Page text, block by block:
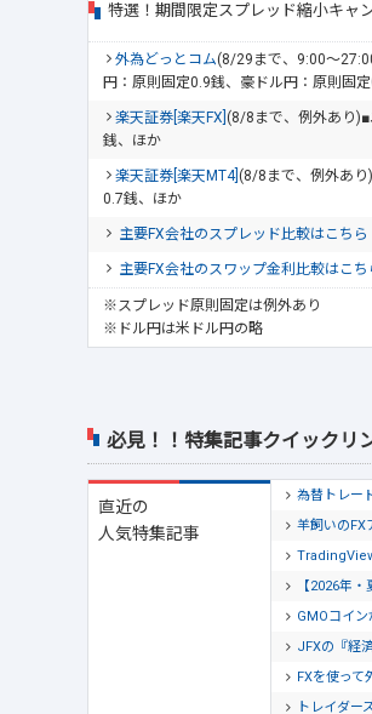
特選！期間限定スプレッド縮小キャ
外為どっとコム(8/29まで、9:00～
円：原則固定0.9銭、豪ドル円：原則固
楽天証券[楽天FX] (8/8まで、例外あり
銭、ほか
楽天証券[楽天MT4] (8/8まで、例外あ
0.7銭、ほか
主要FX会社のスプレッド比較はこちら
主要FX会社のスワップ金利比較はこち
※スプレッド原則固定は例外あり
※ドル円は米ドル円の略
必見！！特集記事クイックリ
直近の
人気特集記事
為替トレー
羊飼いのFX
【2026年
GMOコイン
JFXの『経
FXを使って
トレイダ